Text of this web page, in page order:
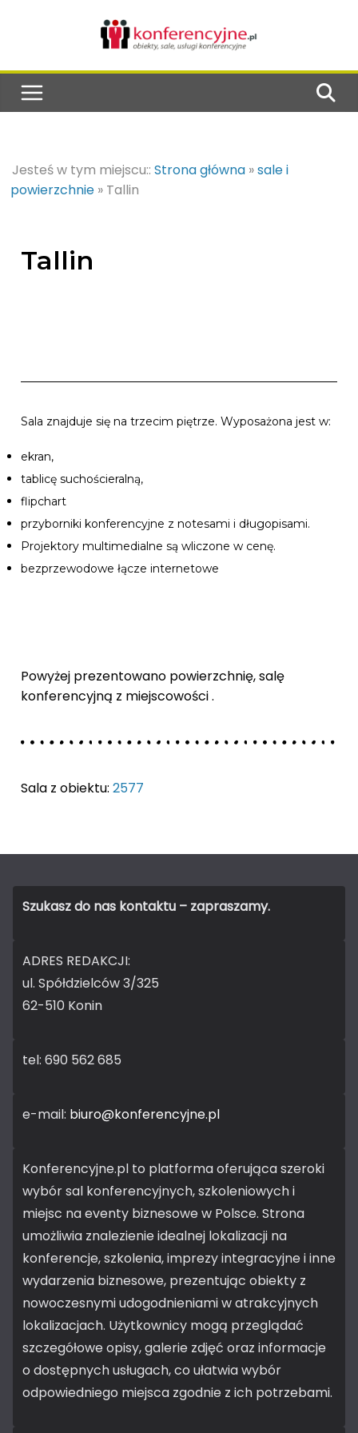
Jesteś w tym miejscu:: Strona główna »sale i
powierzchnie » Tallin
Tallin
Sala znajduje się na trzecim piętrze. Wyposażona jest w:
ekran,
tablicę suchościeralną,
flipchart
przyborniki konferencyjne z notesami i długopisami.
Projektory multimedialne są wliczone w cenę.
bezprzewodowe łącze internetowe
Powyżej prezentowano powierzchnię, salę
konferencyjną z miejscowości .
Sala z obiektu: 2577
Szukasz do nas kontaktu – zapraszamy.
ADRES REDAKCJI:
ul. Spółdzielców 3/325
62-510 Konin
tel: 690 562 685
e-mail: biuro@konferencyjne.pl
Konferencyjne.pl to platforma oferująca szeroki
wybór sal konferencyjnych, szkoleniowych i
miejsc na eventy biznesowe w Polsce. Strona
umożliwia znalezienie idealnej lokalizacji na
konferencje, szkolenia, imprezy integracyjne i inne
wydarzenia biznesowe, prezentując obiekty z
nowoczesnymi udogodnieniami w atrakcyjnych
lokalizacjach. Użytkownicy mogą przeglądać
szczegółowe opisy, galerie zdjęć oraz informacje
o dostępnych usługach, co ułatwia wybór
odpowiedniego miejsca zgodnie z ich potrzebami.